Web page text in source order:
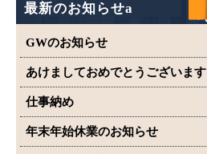
最新のお知らせa
GWのお知らせ
あけましておめでとうございます
仕事納め
年末年始休業のお知らせ